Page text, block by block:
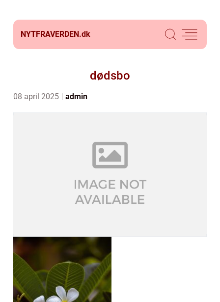
NYTFRAVERDEN.dk
dødsbo
08 april 2025 admin